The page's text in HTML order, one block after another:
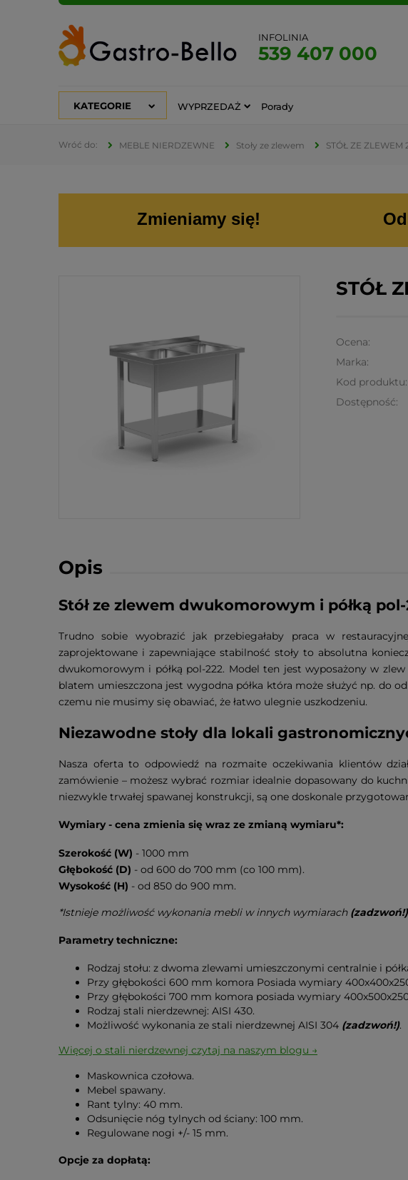
INFOLINIA
539 407 000
KATEGORIE WYPRZEDAŻ Porady
MEBLE NIERDZEWNE Stoły ze zlewem STÓŁ ZE
Zmieniamy się!
STÓŁ
Ocena:
Marka:
Kod produktu:
Dostępność:
Opis
Stół ze zlewem dwukomorowym i półką pol-
Trudno sobie wyobrazić jak przebiegałaby praca w
zaprojektowane i zapewniające stabilność stoły to absolutna
dwukomorowym i półką pol-222. Model ten jest wyposażony w
blatem umieszczona jest wygodna półka która może służyć np. do
czemu nie musimy się obawiać, że łatwo ulegnie uszkodzeniu.
Niezawodne stoły dla lokali
Nasza oferta to odpowiedź na rozmaite oczekiwania klientów
zamówienie – możesz wybrać rozmiar idealnie dopasowany do
niezwykle trwałej spawanej konstrukcji, są one doskonale
Wymiary - cena zmienia się wraz ze zmianą wymiaru*:
Szerokość (W) - 1000 mm
Głębokość (D) - od 600 do 700 mm (co 100 mm).
Wysokość (H) - od 850 do 900 mm.
*Istnieje możliwość wykonania mebli w innych wymiarach
Parametry techniczne:
Rodzaj stołu: z dwoma zlewami umieszczonymi centralnie i
Przy głębokości 600 mm komora Posiada wymiary
Przy głębokości 700 mm komora posiada wymiary
Rodzaj stali nierdzewnej: AISI 430.
Możliwość wykonania ze stali nierdzewnej AISI 304 (zadzwoń!).
Więcej o stali nierdzewnej czytaj na naszym blogu →
Maskownica czołowa.
Mebel spawany.
Rant tylny: 40 mm.
Odsunięcie nóg tylnych od ściany: 100 mm.
Regulowane nogi +/- 15 mm.
Opcje za dopłatą: